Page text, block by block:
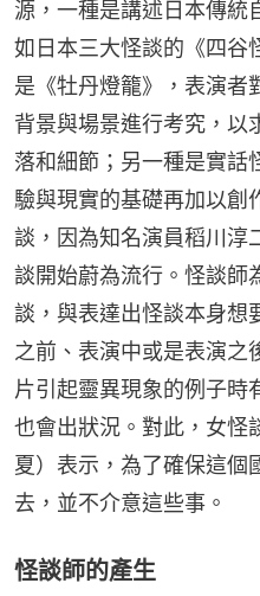
源，一種是講述日本傳統
如日本三大怪談的《四谷
是《牡丹燈籠》，表演者
背景與場景進行考究，以
落和細節；另一種是實話
驗與現實的基礎再加以創
談，因為知名演員稻川淳
談開始蔚為流行。怪談師
談，與表達出怪談本身想
之前、表演中或是表演之
片引起靈異現象的例子時
也會出狀況。對此，女怪
夏）表示，為了確保這個
去，並不介意這些事。
怪談師的產生